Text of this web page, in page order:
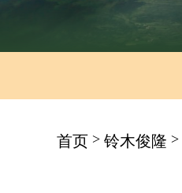
首页 > 铃木俊隆 >